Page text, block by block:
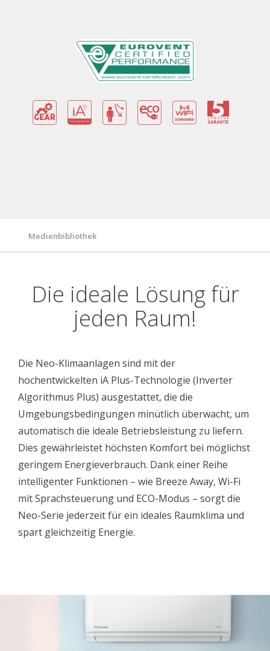
Vorteile
Medienbibliothek
Die ideale Lösung für
jeden Raum!
Die Neo-Klimaanlagen sind mit der
hochentwickelten iA Plus-Technologie (Inverter
Algorithmus Plus) ausgestattet, die die
Umgebungsbedingungen minütlich überwacht, um
automatisch die ideale Betriebsleistung zu liefern.
Dies gewährleistet höchsten Komfort bei möglichst
geringem Energieverbrauch. Dank einer Reihe
intelligenter Funktionen – wie Breeze Away, Wi-Fi
mit Sprachsteuerung und ECO-Modus – sorgt die
Neo-Serie jederzeit für ein ideales Raumklima und
spart gleichzeitig Energie.